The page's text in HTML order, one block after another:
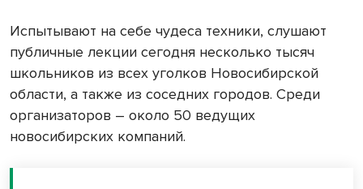
Испытывают на себе чудеса техники, слушают
публичные лекции сегодня несколько тысяч
школьников из всех уголков Новосибирской
области, а также из соседних городов. Среди
организаторов – около 50 ведущих
новосибирских компаний.